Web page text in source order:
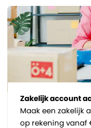
Zakelijk account
Maak een zakelijk
op rekening vanaf